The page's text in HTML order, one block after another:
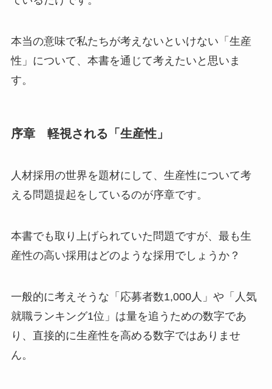
本当の意味で私たちが考えないといけない「生産
性」について、本書を通じて考えたいと思いま
す。
序章 軽視される「生産性」
人材採用の世界を題材にして、生産性について考
える問題提起をしているのが序章です。
本書でも取り上げられていた問題ですが、最も生
産性の高い採用はどのような採用でしょうか？
一般的に考えそうな「応募者数1,000人」や「人気
就職ランキング1位」は量を追うための数字であ
り、直接的に生産性を高める数字ではありませ
ん。